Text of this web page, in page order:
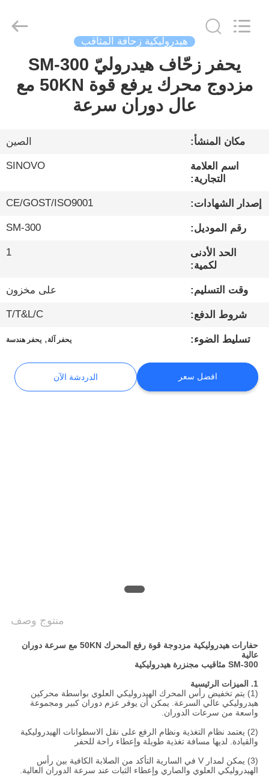
الصفحة
الرئيسية
عرض
الافتراضي
معلومات
جولة
في
المعمل
مراقبة
الجودة
سياسة
الخصوصية
Sinovo
Heavy
هيدروليكية زحافة المثاقب
يحفر زحّاف هيدروليّ SM-300
مزدوج محرك يرفع قوة 50KN مع
عال دوران سرعة
مكان المنشأ: الصين
اسم العلامة
التجارية:
SINOVO
إصدار الشهادات: CE/GOST/ISO9001
رقم الموديل: SM-300
الحد الأدنى
لكمية:
1
وقت التسليم: على مخزون
شروط الدفع: T/T&L/C
تسليط الضوء: يحفر آلة, يحفر هندسة
افضل سعر الدردشة الآن
منتوج وصف
حفارات هيدروليكية مزدوجة قوة رفع المحرك 50KN مع سرعة دوران
عالية
SM-300 مثاقيب مجنزرة هيدروليكية
1. الميزات الرئيسية
(1) يتم تخفيض رأس المحرك الهيدروليكي العلوي بواسطة محركين
هيدروليكي عالي السرعة. يمكن أن يوفر عزم دوران كبير ومجموعة
واسعة من سرعات الدوران.
(2) يعتمد نظام التغذية ونظام الرفع على نقل الاسطوانات الهيدروليكية
والقيادة. لديها مسافة تغذية طويلة وإعطاء راحة للحفر
(3) يمكن لمدار V في السارية التأكد من الصلابة الكافية بين رأس
الهيدروليكي العلوي والصاري وإعطاء الثبات عند سرعة الدوران العالية.